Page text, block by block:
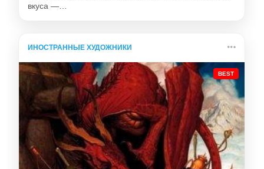
вкуса —…
ИНОСТРАННЫЕ ХУДОЖНИКИ
BEST